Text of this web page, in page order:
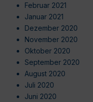
Februar 2021
Januar 2021
Dezember 2020
November 2020
Oktober 2020
September 2020
August 2020
Juli 2020
Juni 2020